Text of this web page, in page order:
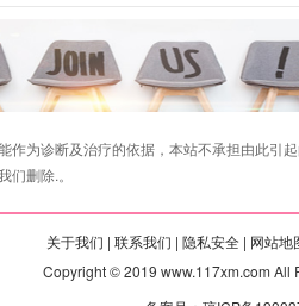
作为诊断及治疗的依据，本站不承担由此引
删除.。
关于我们 | 联系我们 | 隐私安全 | 网站地
Copyright © 2019 www.117xm.com All